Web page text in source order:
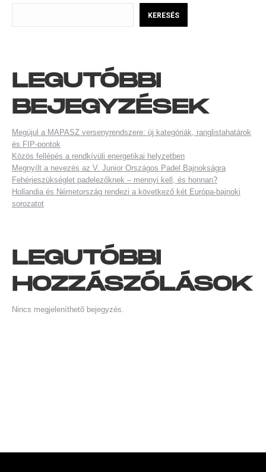
KERESÉS
LEGUTÓBBI
BEJEGYZÉSEK
Megújul a MAPASZ versenyrendszere: új kategóriák, ranglistahatárok
és FIP-pontok
Közös fellépés a rendkívüli energetikai helyzetben
Megnyílt a nevezés az V. Junior Országos Padel Bajnokságra
Fehérjeszükséglet padelezőknek – mennyi kell, és honnan?
Hollandia és Németország rendezi a következő két Európa-bajnoki
sorozatot
LEGUTÓBBI
HOZZÁSZÓLÁSOK
Nincs megjeleníthető bejegyzés.